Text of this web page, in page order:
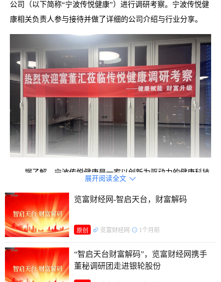
公司（以下简称“宁波传悦健康”）进行调研考察。宁波传悦健
康相关负责人参与接待并做了详细的公司介绍与行业分享。
据了解，宁波传悦健康是一家以创新为驱动力的健康科技
为现代人提供科学、安全、高效的健康解决方案。
随着全球人口老龄化的加剧、健康意识的普遍提升以及科
技的飞速发展，科技健康领域正逐渐成为资本市场的新宠。这
一融合了科技与创新医疗理念的领域，不仅深刻改变了人们的
生活方式，也让人们看见了一片充满无限可能的蓝海市场。
展开阅读全文 
览富财经网-智启天台，财富解码
原创 览富财经网 1个月前
“智启天台财富解码”，览富财经网携手
董秘调研团走进银轮股份